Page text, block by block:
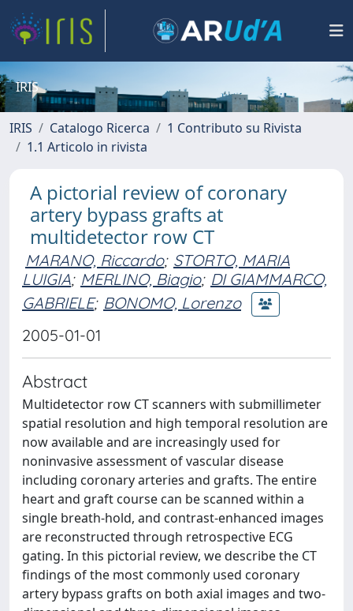
IRIS
IRIS Catalogo Ricerca
1 Contributo su Rivista
1.1 Articolo in rivista
A pictorial review of coronary
artery bypass grafts at
multidetector row CT
MARANO, Riccardo; STORTO, MARIA
LUIGIA; MERLINO, Biagio; DI GIAMMARCO,
GABRIELE; BONOMO, Lorenzo
2005-01-01
Abstract
Multidetector row CT scanners with submillimeter
spatial resolution and high temporal resolution are
now available and are increasingly used for
noninvasive assessment of vascular disease
including coronary arteries and grafts. The entire
heart and graft course can be scanned within a
single breath-hold, and contrast-enhanced images
are reconstructed through retrospective ECG
gating. In this pictorial review, we describe the CT
findings of the most commonly used coronary
artery bypass grafts on both axial images and two-